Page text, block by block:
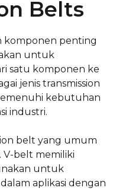
Belts
komponen penting
untuk
satu komponen ke
jenis transmission
kebutuhan
industri.
belt yang umum
V-belt memiliki
untuk
aplikasi dengan